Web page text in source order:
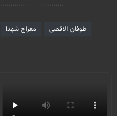
طوفان الاقصی معراج شهدا